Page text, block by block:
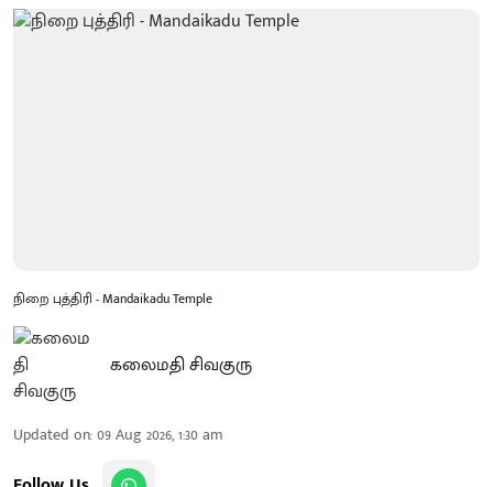
நிறை புத்திரி - Mandaikadu Temple
கலைமதி சிவகுரு
Updated on:09 Aug 2026, 1:30 am